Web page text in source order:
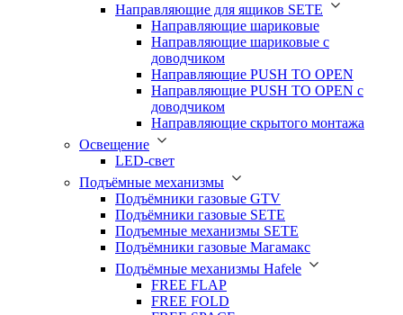
Направляющие для ящиков SETE
Направляющие шариковые
Направляющие шариковые с
доводчиком
Направляющие PUSH TO OPEN
Направляющие PUSH TO OPEN с
доводчиком
Направляющие скрытого монтажа
Освещение
LED-свет
Подъёмные механизмы
Подъёмники газовые GTV
Подъёмники газовые SETE
Подъемные механизмы SETE
Подъёмники газовые Магамакс
Подъёмные механизмы Hafele
FREE FLAP
FREE FOLD